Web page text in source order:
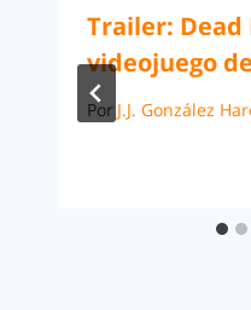
Trailer: Dead
videojuego
Por J.J. González